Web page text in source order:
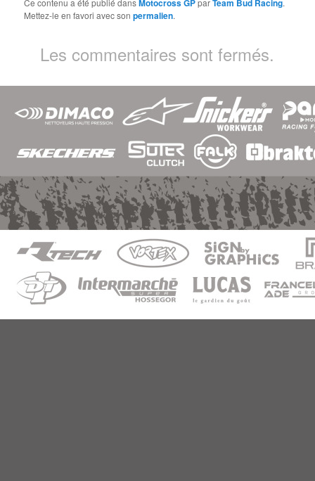
Ce contenu a été publié dansMotocross GPparTeam Bud Racing.
Mettez-le en favori avec sonpermalien.
Les commentaires sont fermés.